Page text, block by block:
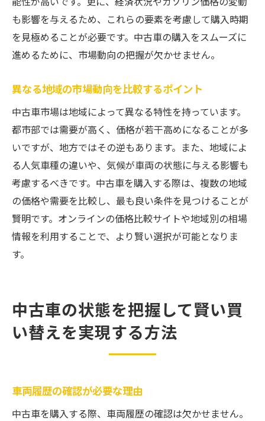
購入時に利用できる割引やキャンペーン
値引き交渉のタイミングと方法
購入後のサポートや保証内容を比較する
も影響を与えるため、これらの要素を考慮して購入時期
を見極めることが必要です。中古車の購入をスムーズに
進めるために、市場動向の把握が欠かせません。
異なる地域の市場動向を比較するポイント
中古車市場は地域によって異なる特性を持っています。
都市部では需要が高く、価格が若干高めになることが多
いですが、地方ではその逆もあります。また、地域によ
る人気車種の違いや、気候が車両の状態に与える影響も
考慮するべきです。中古車を購入する際は、複数の地域
の価格や需要を比較し、最も良い条件を見つけることが
賢明です。オンラインの価格比較サイトや地域別の相場
情報を利用することで、より賢い選択が可能となりま
す。
中古車の状態を把握して賢い買
い替えを実現する方法
車両履歴の確認が必要な理由
中古車を購入する際、車両履歴の確認は欠かせません。